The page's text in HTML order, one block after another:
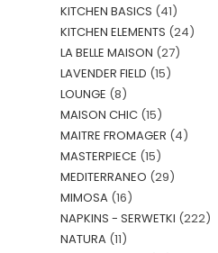
KITCHEN BASICS (41)
KITCHEN ELEMENTS (24)
LA BELLE MAISON (27)
LAVENDER FIELD (15)
LOUNGE (8)
MAISON CHIC (15)
MAITRE FROMAGER (4)
MASTERPIECE (15)
MEDITERRANEO (29)
MIMOSA (16)
NAPKINS - SERWETKI (222)
NATURA (11)